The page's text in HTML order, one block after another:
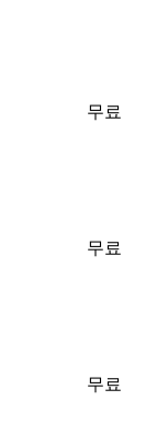
무료
무료
무료